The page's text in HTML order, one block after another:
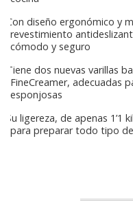
Con diseño ergonómico y
revestimiento
cómodo y seguro
Tiene dos nuevas varillas
FineCreamer, adecuadas
esponjosas
Su ligereza, de apenas
para preparar todo tipo